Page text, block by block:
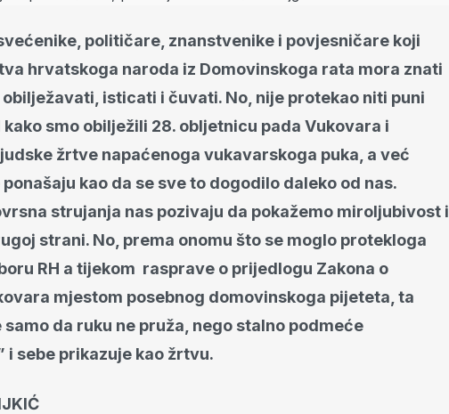
političare, znanstvenike i povjesničare koji
hrvatskoga naroda iz Domovinskoga rata mora znati
isticati i čuvati. No, nije protekao niti puni
smo obilježili 28. obljetnicu pada Vukovara i
žrtve napaćenoga vukavarskoga puka, a već
kao da se sve to dogodilo daleko od nas.
strujanja nas pozivaju da pokažemo miroljubivost i
strani. No, prema onomu što se moglo protekloga
RH a tijekom rasprave o prijedlogu Zakona o
mjestom posebnog domovinskoga pijeteta, ta
da ruku ne pruža, nego stalno podmeće
i sebe prikazuje kao žrtvu.